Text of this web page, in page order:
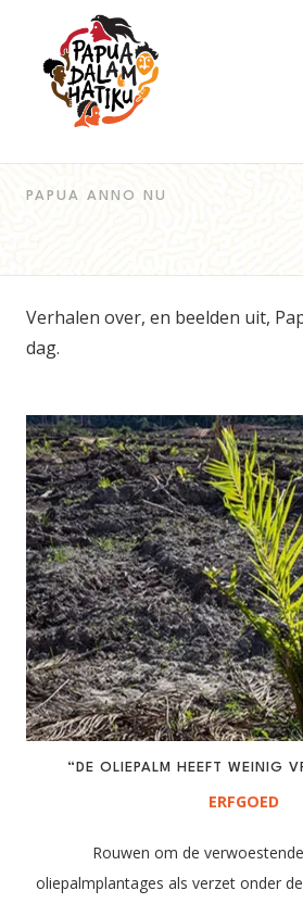
PAPUA ANNO NU
Verhalen over, en beelden uit,
dag.
“DE OLIEPALM HEEFT WEINIG
ERFGOED
Rouwen om de
oliepalmplantages als verzet onder